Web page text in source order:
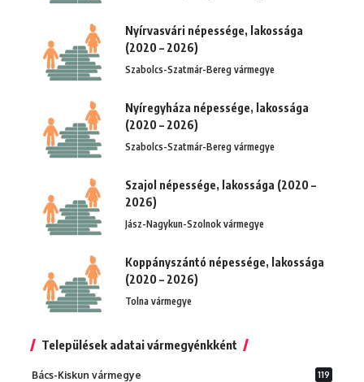
Nyírvasvári népessége, lakossága
(2020 – 2026)
Szabolcs-Szatmár-Bereg vármegye
Nyíregyháza népessége, lakossága
(2020 – 2026)
Szabolcs-Szatmár-Bereg vármegye
Szajol népessége, lakossága (2020 –
2026)
Jász-Nagykun-Szolnok vármegye
Koppányszántó népessége, lakossága
(2020 – 2026)
Tolna vármegye
Települések adatai vármegyénkként
Bács-Kiskun vármegye 119